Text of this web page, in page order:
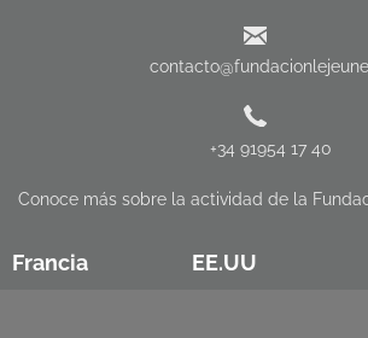
+34 91954 17 40
Conoce más sobre la actividad de la
Francia EE.UU